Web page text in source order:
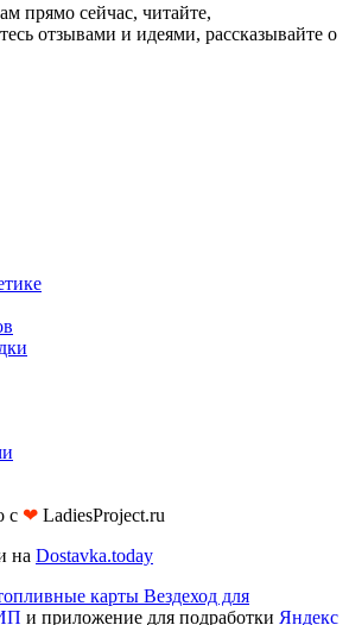
прямо сейчас, читайте,
отзывами и идеями, рассказывайте о
с ❤︎ LadiesProject.ru
на Dostavka.today
карты Вездеход для
и приложение для подработки Яндекс